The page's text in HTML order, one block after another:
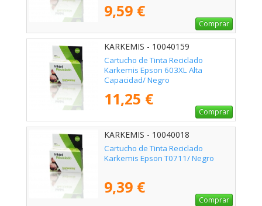
9,59 €
Comprar
KARKEMIS - 10040159
Cartucho de Tinta Reciclado
Karkemis Epson 603XL Alta
Capacidad/ Negro
11,25 €
Comprar
KARKEMIS - 10040018
Cartucho de Tinta Reciclado
Karkemis Epson T0711/ Negro
9,39 €
Comprar